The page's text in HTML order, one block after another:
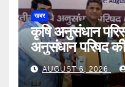
खबर
कृषि अनुसंधान
अनुसंधान परिषद
AUGUST 6, 2026